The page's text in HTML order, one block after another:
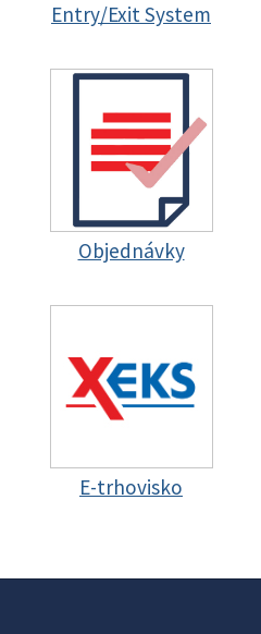
Entry/Exit System
Objednávky
E-trhovisko